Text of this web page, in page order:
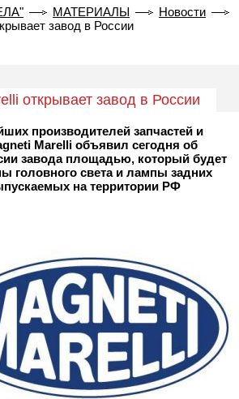
МАТЕРИАЛЫ
Новости
завод в России
открывает завод в России
производителей запчастей и
Marelli объявил сегодня об
завода площадью, который будет
головного света и лампы задних
на территории РФ